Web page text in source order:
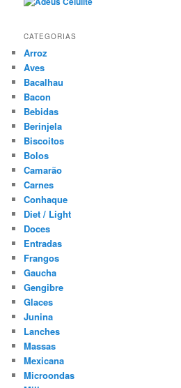
CATEGORIAS
Arroz
Aves
Bacalhau
Bacon
Bebidas
Berinjela
Biscoitos
Bolos
Camarão
Carnes
Conhaque
Diet / Light
Doces
Entradas
Frangos
Gaucha
Gengibre
Glaces
Junina
Lanches
Massas
Mexicana
Microondas